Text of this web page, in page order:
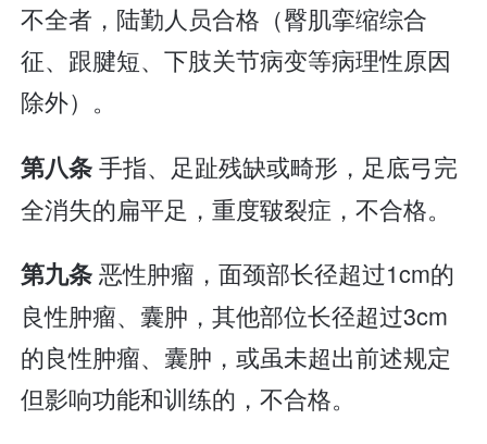
不全者，陆勤人员合格（臀肌挛缩综合
征、跟腱短、下肢关节病变等病理性原因
除外）。
第八条手指、足趾残缺或畸形，足底弓完
全消失的扁平足，重度皲裂症，不合格。
第九条恶性肿瘤，面颈部长径超过1cm的
良性肿瘤、囊肿，其他部位长径超过3cm
的良性肿瘤、囊肿，或虽未超出前述规定
但影响功能和训练的，不合格。